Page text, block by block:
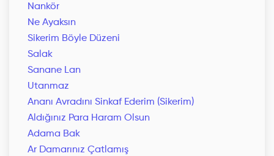
Nankör
Ne Ayaksın
Sikerim Böyle Düzeni
Salak
Sanane Lan
Utanmaz
Ananı Avradını Sinkaf Ederim (Sikerim)
Aldığınız Para Haram Olsun
Adama Bak
Ar Damarınız Çatlamış